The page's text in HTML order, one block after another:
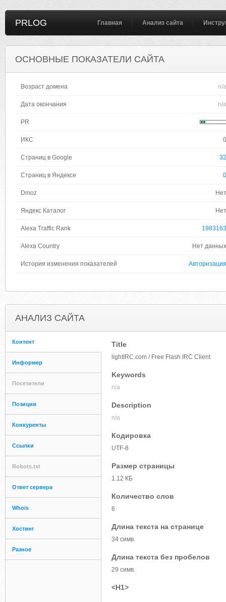
PRLOG Главная Анализ сайта
ОСНОВНЫЕ ПОКАЗАТЕЛИ САЙТА
Возраст домена n/a
Дата окончания n/a
PR
ИКС 0
Страниц в Google 32
Страниц в Яндексе 0
Dmoz Нет
Яндекс Каталог Нет
Alexa Traffic Rank 1983163
Alexa Country Нет данных
История изменения показателей Авторизация
АНАЛИЗ САЙТА
Контент
Информер
Посетители
Позиции
Конкуренты
Ссылки
Robots.txt
Ответ сервера
Whois
Хостинг
Разное
Title
lightIRC.com / Free Flash IRC Client
Keywords
n/a
Description
n/a
Кодировка
UTF-8
Размер страницы
1.12 КБ
Количество слов
6
Длина текста на странице
34 симв.
Длина текста без пробелов
29 симв.
<H1>